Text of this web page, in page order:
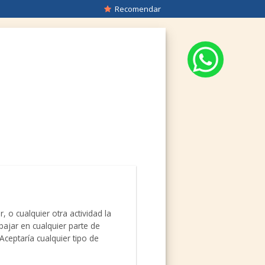
Recomendar
o cualquier otra actividad la
en cualquier parte de
cualquier tipo de